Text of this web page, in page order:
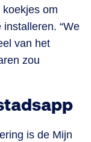
om
“We
van het
zou
is de Mijn